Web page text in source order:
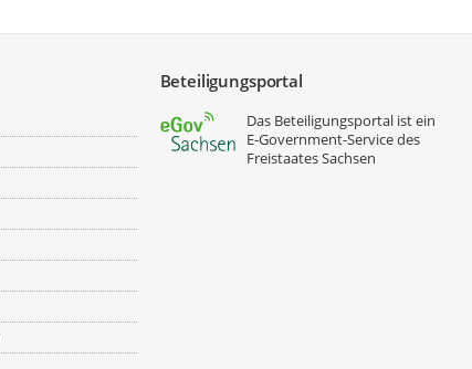
Beteiligungsportal
Das Beteiligungsportal ist ein
E‑Government-Service des
Freistaates Sachsen